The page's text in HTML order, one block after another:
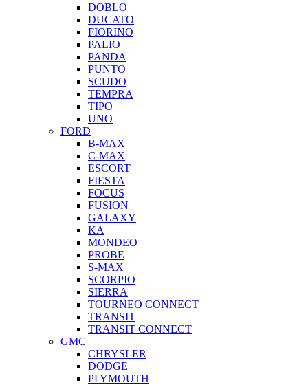
DOBLO
DUCATO
FIORINO
PALIO
PANDA
PUNTO
SCUDO
TEMPRA
TIPO
UNO
FORD
B-MAX
C-MAX
ESCORT
FIESTA
FOCUS
FUSION
GALAXY
KA
MONDEO
PROBE
S-MAX
SCORPIO
SIERRA
TOURNEO CONNECT
TRANSIT
TRANSIT CONNECT
GMC
CHRYSLER
DODGE
PLYMOUTH